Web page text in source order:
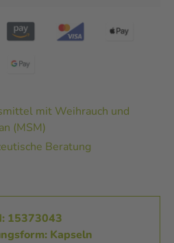
mit Weihrauch und
(MSM)
Beratung
15373043
Kapseln